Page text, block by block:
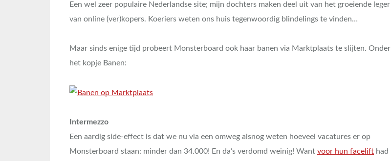
Een wel zeer populaire Nederlandse site; mijn dochters maken deel uit van het groeiende leger
van online (ver)kopers. Koeriers weten ons huis tegenwoordig blindelings te vinden…
Maar sinds enige tijd probeert Monsterboard ook haar banen via Marktplaats te slijten. Onder
het kopje Banen:
Intermezzo
Een aardig side-effect is dat we nu via een omweg alsnog weten hoeveel vacatures er op
Monsterboard staan: minder dan 34.000! En da’s verdomd weinig! Want voor hun facelift had